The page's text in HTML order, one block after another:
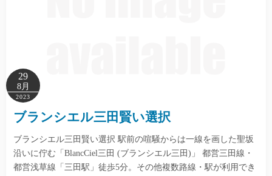
29
8月
2023
ブランシエル三田賢い選択
ブランシエル三田賢い選択 駅前の喧騒からは一線を画した聖坂
沿いに佇む「BlancCiel三田 (ブランシエル三田)」 都営三田線・
都営浅草線「三田駅」徒歩5分。その他複数路線・駅が利用でき